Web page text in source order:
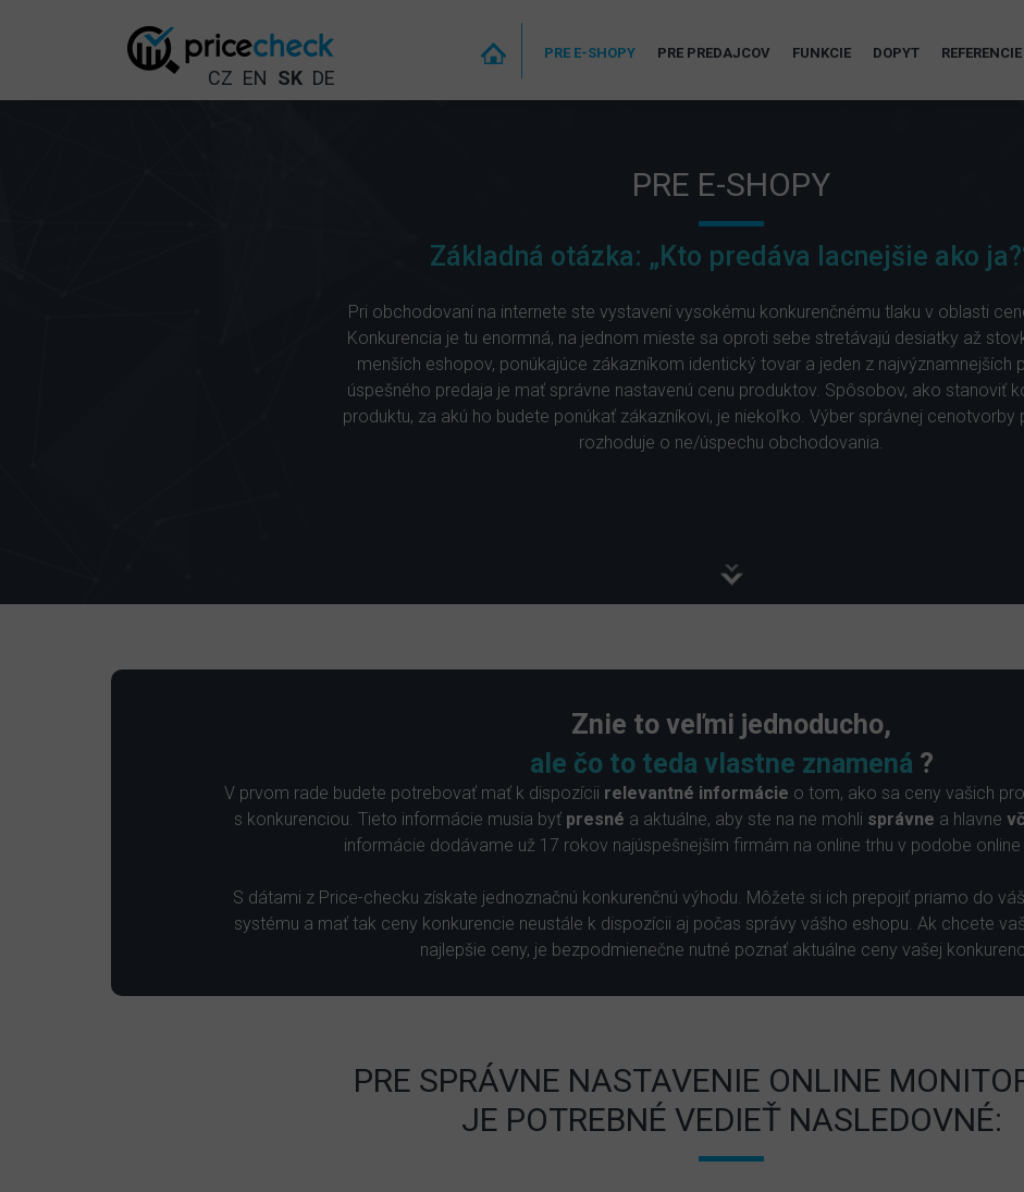
CZ EN SK DE
PRE E-SHOPY PRE PREDAJCOV FUNKCIE DOPYT REFERENCIE
PRE E-SHOPY
Základná otázka: „Kto predáva lacnejšie ako
Pri obchodovaní na internete ste vystavení vysokému konkurenčnému tlaku v oblasti
Konkurencia je tu enormná, na jednom mieste sa oproti sebe stretávajú desiatky až
menších eshopov, ponúkajúce zákazníkom identický tovar a jeden z najvýznamnejších
úspešného predaja je mať správne nastavenú cenu produktov. Spôsobov, ako stanoviť
produktu, za akú ho budete ponúkať zákazníkovi, je niekoľko. Výber správnej
rozhoduje o ne/úspechu obchodovania.
Znie to veľmi jednoducho,
ale čo to teda vlastne znamená ?
V prvom rade budete potrebovať mať k dispozícii relevantné informácie o tom, ako sa ceny vašich
s konkurenciou. Tieto informácie musia byť presné a aktuálne, aby ste na ne mohli správne a hlavne
informácie dodávame už 17 rokov najúspešnejším firmám na online trhu v podobe online
S dátami z Price-checku získate jednoznačnú konkurenčnú výhodu. Môžete si ich prepojiť priamo do
systému a mať tak ceny konkurencie neustále k dispozícii aj počas správy vášho eshopu. Ak chcete
najlepšie ceny, je bezpodmienečne nutné poznať aktuálne ceny vašej
PRE SPRÁVNE NASTAVENIE ONLINE
JE POTREBNÉ VEDIEŤ NASLEDOVNÉ: